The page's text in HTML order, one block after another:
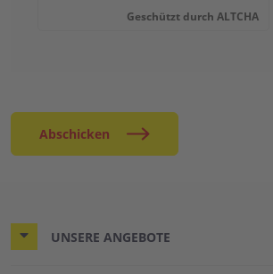
Geschützt durch ALTCHA
Abschicken
UNSERE ANGEBOTE